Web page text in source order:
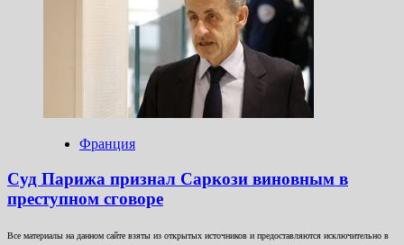
Франция
Суд Парижа признал Саркози виновным в
преступном сговоре
Все материалы на данном сайте взяты из открытых источников и предоставляются исключительно в